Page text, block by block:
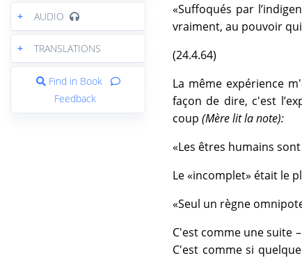
+ AUDIO
+ TRANSLATIONS
Find in Book
Feedback
«Suffoqués par
vraiment, au pouvoir
(24.4.64)
La même expérience
façon de dire, c'est
coup(Mère lit la note):
«Les êtres humains
Le «incomplet» était le
«Seul un règne
C'est comme une suite
C'est comme si